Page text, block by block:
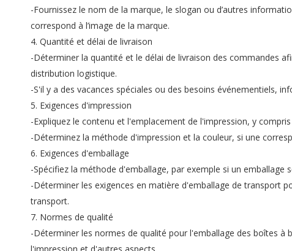
-Fournissez le nom de la marque, le slogan ou d’autres
correspond à l’image de la marque.
4. Quantité et délai de livraison
-Déterminer la quantité et le délai de livraison des commandes
distribution logistique.
-S'il y a des vacances spéciales ou des besoins événementiels,
5. Exigences d'impression
-Expliquez le contenu et l'emplacement de l'impression, y
-Déterminez la méthode d'impression et la couleur, si une
6. Exigences d'emballage
-Spécifiez la méthode d'emballage, par exemple si un emballage
-Déterminer les exigences en matière d'emballage de transport
transport.
7. Normes de qualité
-Déterminer les normes de qualité pour l'emballage des boîtes